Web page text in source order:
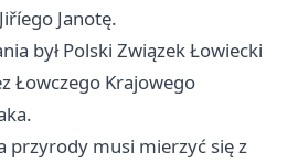
Janotę.
był Polski Związek Łowiecki
Łowczego Krajowego
przyrody musi mierzyć się z